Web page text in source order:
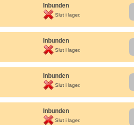
Inbunden
Slut i lager.
Inbunden
Slut i lager.
Inbunden
Slut i lager.
Inbunden
Slut i lager.